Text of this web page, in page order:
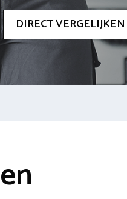
DIRECT VERGELIJKEN